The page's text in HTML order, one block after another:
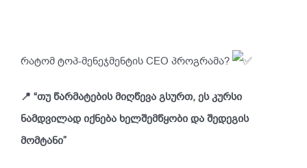
რატომ ტოპ-მენეჯმენტის CEO პროგრამა?
📍 “თუ წარმატების მიღწევა გსურთ, ეს კურსი
ნამდვილად იქნება ხელშემწყობი და შედეგის
მომტანი”